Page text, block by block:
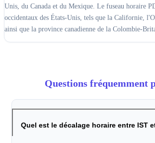
Unis, du Canada et du Mexique. Le fuseau horaire
occidentaux des États-Unis, tels que la Californie,
ainsi que la province canadienne de la Colombie-
Questions fréquemment
Quel est le décalage horaire entre IST